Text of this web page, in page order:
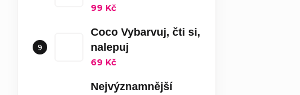
99 Kč
Coco Vybarvuj, čti si,
nalepuj
69 Kč
Nejvýznamnější